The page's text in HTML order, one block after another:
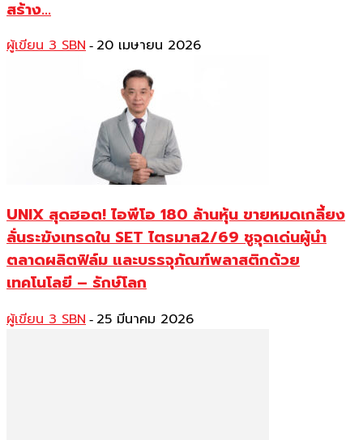
สร้าง...
ผู้เขียน 3 SBN - 20 เมษายน 2026
UNIX สุดฮอต! ไอพีโอ 180 ล้านหุ้น ขายหมดเกลี้ยง
ลั่นระฆังเทรดใน SET ไตรมาส2/69 ชูจุดเด่นผู้นำ
ตลาดผลิตฟิล์ม และบรรจุภัณฑ์พลาสติกด้วย
เทคโนโลยี – รักษ์โลก
ผู้เขียน 3 SBN - 25 มีนาคม 2026